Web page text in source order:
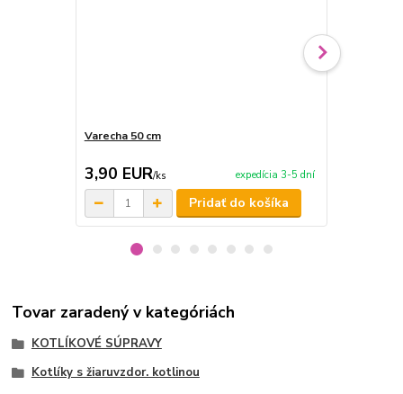
Varecha 50 cm
3,90 EUR/ks expedícia 3-5 dní
Pridať do košíka
Tovar zaradený v kategóriách
KOTLÍKOVÉ SÚPRAVY
Kotlíky s žiaruvzdor. kotlinou